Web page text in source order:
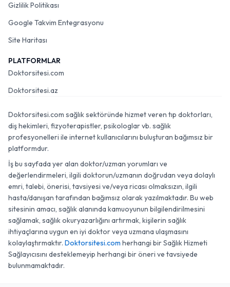
Gizlilik Politikası
Google Takvim Entegrasyonu
Site Haritası
PLATFORMLAR
Doktorsitesi.com
Doktorsitesi.az
Doktorsitesi.com sağlık sektöründe hizmet veren tıp doktorları,
diş hekimleri, fizyoterapistler, psikologlar vb. sağlık
profesyonelleri ile internet kullanıcılarını buluşturan bağımsız bir
platformdur.
İş bu sayfada yer alan doktor/uzman yorumları ve
değerlendirmeleri, ilgili doktorun/uzmanın doğrudan veya dolaylı
emri, talebi, önerisi, tavsiyesi ve/veya ricası olmaksızın, ilgili
hasta/danışan tarafından bağımsız olarak yazılmaktadır. Bu web
sitesinin amacı, sağlık alanında kamuoyunun bilgilendirilmesini
sağlamak, sağlık okuryazarlığını artırmak, kişilerin sağlık
ihtiyaçlarına uygun en iyi doktor veya uzmana ulaşmasını
kolaylaştırmaktır. Doktorsitesi.com herhangi bir Sağlık Hizmeti
Sağlayıcısını desteklemeyip herhangi bir öneri ve tavsiyede
bulunmamaktadır.